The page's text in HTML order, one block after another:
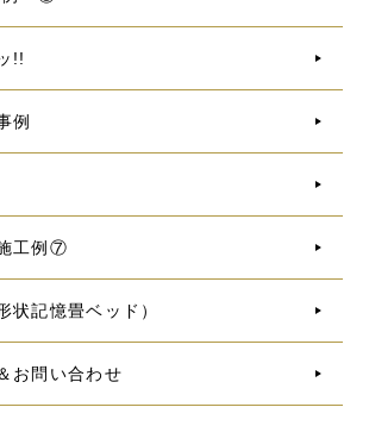
!!
例
工例⑦
状記憶畳ベッド）
お問い合わせ